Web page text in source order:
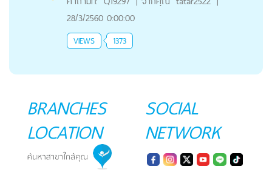
28/3/2560 0:00:00
VIEWS 1373
BRANCHES
LOCATION
SOCIAL
NETWORK